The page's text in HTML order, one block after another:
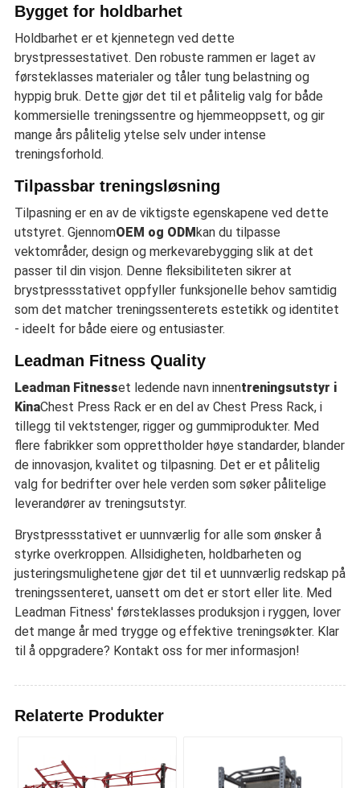
Bygget for holdbarhet
Holdbarhet er et kjennetegn ved dette
brystpressestativet. Den robuste rammen er laget av
førsteklasses materialer og tåler tung belastning og
hyppig bruk. Dette gjør det til et pålitelig valg for både
kommersielle treningssentre og hjemmeoppsett, og gir
mange års pålitelig ytelse selv under intense
treningsforhold.
Tilpassbar treningsløsning
Tilpasning er en av de viktigste egenskapene ved dette
utstyret. GjennomOEM og ODMkan du tilpasse
vektområder, design og merkevarebygging slik at det
passer til din visjon. Denne fleksibiliteten sikrer at
brystpressstativet oppfyller funksjonelle behov samtidig
som det matcher treningssenterets estetikk og identitet
- ideelt for både eiere og entusiaster.
Leadman Fitness Quality
Leadman Fitnesset ledende navn innentreningsutstyr i
KinaChest Press Rack er en del av Chest Press Rack, i
tillegg til vektstenger, rigger og gummiprodukter. Med
flere fabrikker som opprettholder høye standarder, blander
de innovasjon, kvalitet og tilpasning. Det er et pålitelig
valg for bedrifter over hele verden som søker pålitelige
leverandører av treningsutstyr.
Brystpressstativet er uunnværlig for alle som ønsker å
styrke overkroppen. Allsidigheten, holdbarheten og
justeringsmulighetene gjør det til et uunnværlig redskap på
treningssenteret, uansett om det er stort eller lite. Med
Leadman Fitness' førsteklasses produksjon i ryggen, lover
det mange år med trygge og effektive treningsøkter. Klar
til å oppgradere? Kontakt oss for mer informasjon!
Relaterte Produkter